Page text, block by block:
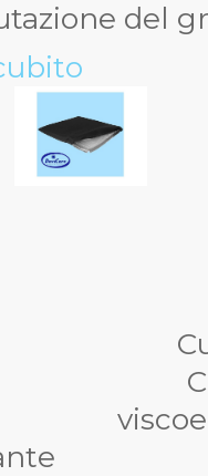
del
in
e